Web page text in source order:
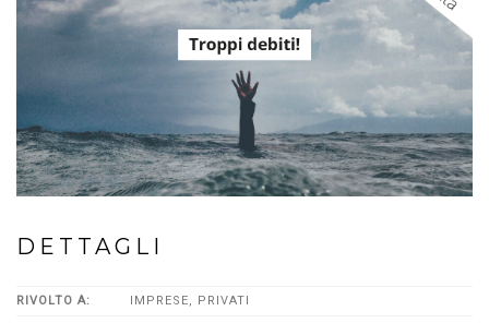
DETTAGLI
RIVOLTO A: IMPRESE, PRIVATI